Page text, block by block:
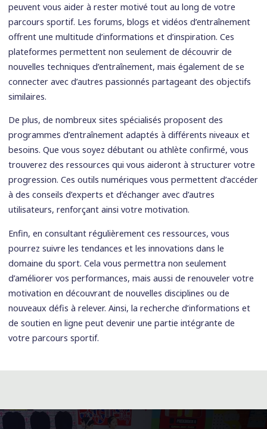
peuvent vous aider à rester motivé tout au long de votre
parcours sportif. Les forums, blogs et vidéos d’entraînement
offrent une multitude d’informations et d’inspiration. Ces
plateformes permettent non seulement de découvrir de
nouvelles techniques d’entraînement, mais également de se
connecter avec d’autres passionnés partageant des objectifs
similaires.
De plus, de nombreux sites spécialisés proposent des
programmes d’entraînement adaptés à différents niveaux et
besoins. Que vous soyez débutant ou athlète confirmé, vous
trouverez des ressources qui vous aideront à structurer votre
progression. Ces outils numériques vous permettent d’accéder
à des conseils d’experts et d’échanger avec d’autres
utilisateurs, renforçant ainsi votre motivation.
Enfin, en consultant régulièrement ces ressources, vous
pourrez suivre les tendances et les innovations dans le
domaine du sport. Cela vous permettra non seulement
d’améliorer vos performances, mais aussi de renouveler votre
motivation en découvrant de nouvelles disciplines ou de
nouveaux défis à relever. Ainsi, la recherche d’informations et
de soutien en ligne peut devenir une partie intégrante de
votre parcours sportif.